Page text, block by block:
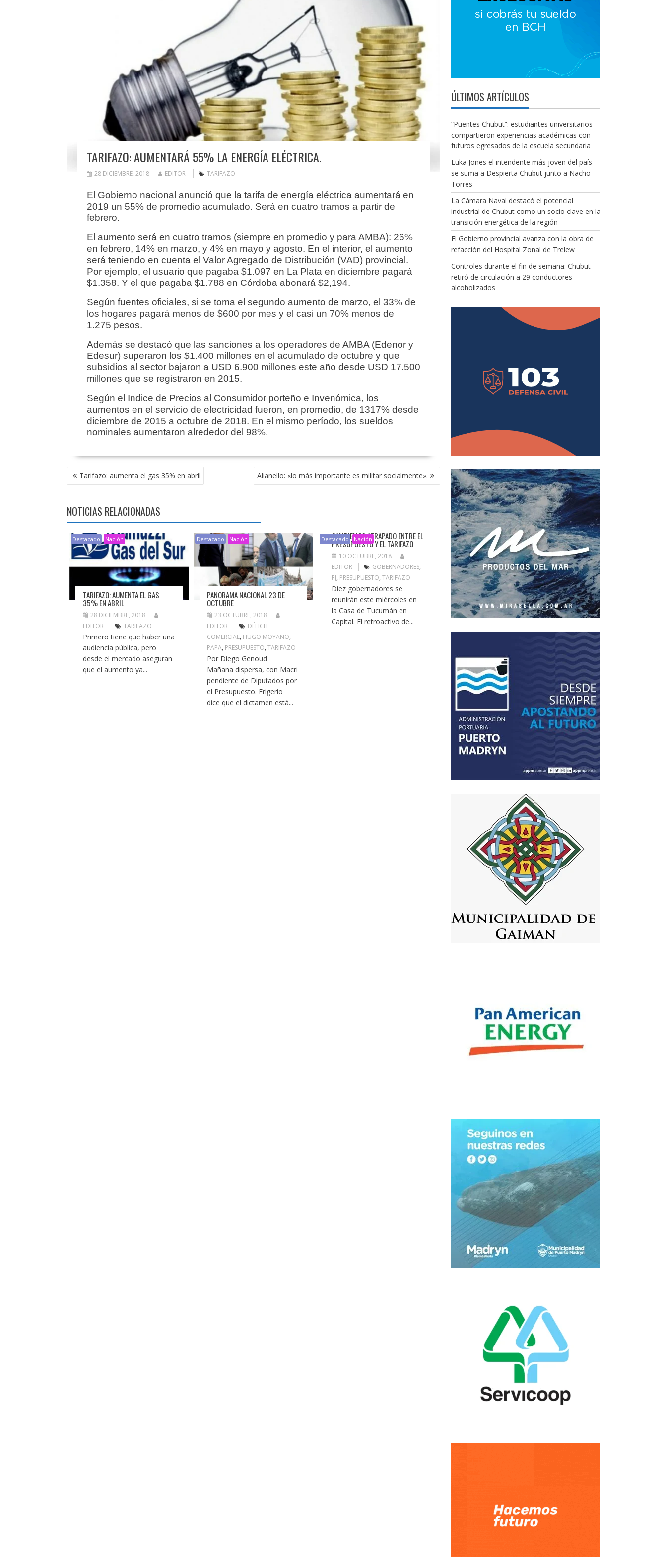
TARIFAZO: AUMENTARÁ 55% LA ENERGÍA ELÉCTRICA.
28 DICIEMBRE, 2018 EDITOR TARIFAZO
El Gobierno nacional anunció que la tarifa de energía eléctrica aumentará en
2019 un 55% de promedio acumulado. Será en cuatro tramos a partir de
febrero.
El aumento será en cuatro tramos (siempre en promedio y para AMBA): 26%
en febrero, 14% en marzo, y 4% en mayo y agosto. En el interior, el aumento
será teniendo en cuenta el Valor Agregado de Distribución (VAD) provincial.
Por ejemplo, el usuario que pagaba $1.097 en La Plata en diciembre pagará
$1.358. Y el que pagaba $1.788 en Córdoba abonará $2,194.
Según fuentes oficiales, si se toma el segundo aumento de marzo, el 33% de
los hogares pagará menos de $600 por mes y el casi un 70% menos de
1.275 pesos.
Además se destacó que las sanciones a los operadores de AMBA (Edenor y
Edesur) superaron los $1.400 millones en el acumulado de octubre y que
subsidios al sector bajaron a USD 6.900 millones este año desde USD 17.500
millones que se registraron en 2015.
Según el Indice de Precios al Consumidor porteño e Invenómica, los
aumentos en el servicio de electricidad fueron, en promedio, de 1317% desde
diciembre de 2015 a octubre de 2018. En el mismo período, los sueldos
nominales aumentaron alrededor del 98%.
NAVEGACIÓN
DE Tarifazo: aumenta el gas 35% en abril Alianello: «lo más importante es militar socialmente».
NOTICIAS RELACIONADAS
Destacado Nación
TARIFAZO: AUMENTA EL GAS
35% EN ABRIL
28 DICIEMBRE, 2018
EDITOR
TARIFAZO
Primero tiene que haber una
audiencia pública, pero
desde el mercado aseguran
que el aumento ya...
Destacado Nación
PANORAMA NACIONAL 23 DE
OCTUBRE
23 OCTUBRE, 2018
EDITOR
DÉFICIT
COMERCIAL, HUGO MOYANO,
PAPA, PRESUPUESTO,TARIFAZO
Por Diego Genoud
Mañana dispersa, con Macri
pendiente de Diputados por
el Presupuesto. Frigerio
dice que el dictamen está...
Destacado Nación
CAMBIEMOS ATRAPADO ENTRE EL
PRESUPUESTO Y EL TARIFAZO
10 OCTUBRE, 2018
EDITOR
GOBERNADORES,
PJ, PRESUPUESTO,TARIFAZO
Diez gobernadores se
reunirán este miércoles en
la Casa de Tucumán en
Capital. El retroactivo de...
ÚLTIMOS ARTÍCULOS
“Puentes Chubut”: estudiantes universitarios
compartieron experiencias académicas con
futuros egresados de la escuela secundaria
Luka Jones el intendente más joven del país
se suma a Despierta Chubut junto a Nacho
Torres
La Cámara Naval destacó el potencial
industrial de Chubut como un socio clave en la
transición energética de la región
El Gobierno provincial avanza con la obra de
refacción del Hospital Zonal de Trelew
Controles durante el fin de semana: Chubut
retiró de circulación a 29 conductores
alcoholizados